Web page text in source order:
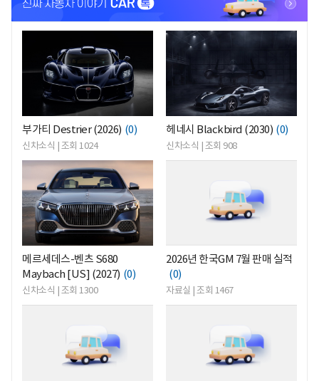
부가티 Destrier (2026) (0)
신차소식 | 조회 1024
<
헤네시 Blackbird (2030) (0)
신차소식 | 조회 908
<
메르세데스-벤츠 S680
Maybach [US] (2027) (0)
신차소식 | 조회 1300
2026년 한국GM 7월 판매 실적
(0)
자료실 | 조회 1467